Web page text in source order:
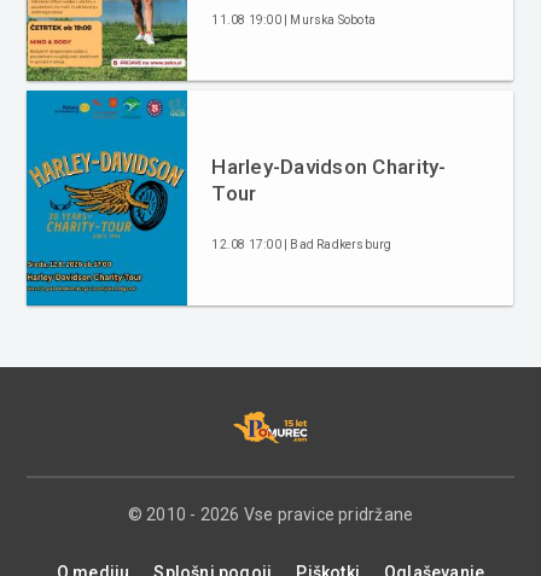
11.08 19:00 | Murska Sobota
Harley-Davidson Charity-
Tour
12.08 17:00 | Bad Radkersburg
© 2010 - 2026 Vse pravice pridržane
O mediju Splošni pogoji Piškotki Oglaševanje